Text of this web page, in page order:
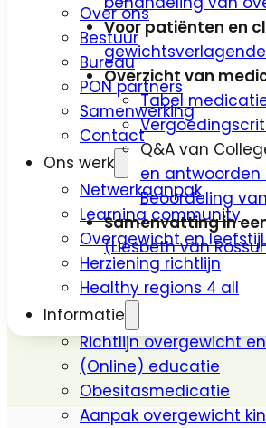
Over ons
Bestuur
Bureau
PON partners
Samenwerking
Contact
Ons werk
Netwerkaanpak
Learning community
Overgewicht en
Herziening richtlijn
Healthy regions 4 all
Informatie
Richtlijn overgewicht
(Online) educatie
Obesitasmedicatie
Aanpak overgewicht
Voor patiënten en
Overzicht van
Tabel
Q&A van
en
Beoordeling
Samenvatting in
(Liesbeth van